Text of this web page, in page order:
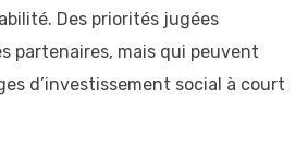
Des priorités jugées
partenaires, mais qui peuvent
d’investissement social à court